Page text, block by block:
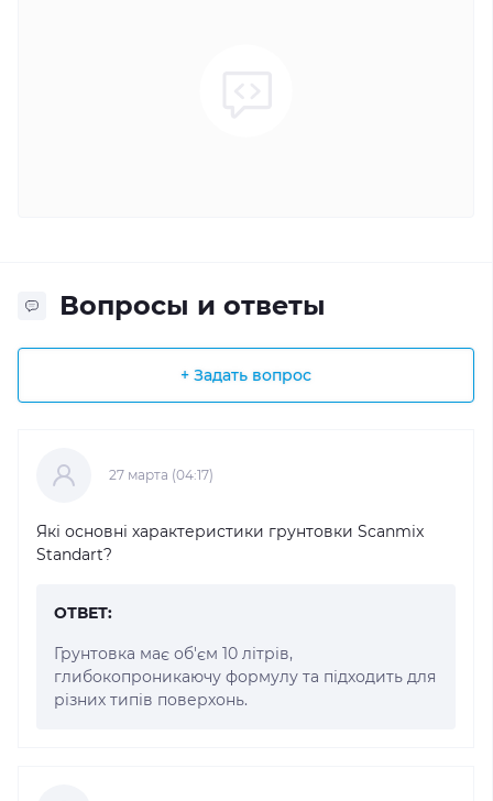
Вопросы и ответы
+ Задать вопрос
27 марта (04:17)
Які основні характеристики грунтовки Scanmix
Standart?
ОТВЕТ:
Грунтовка має об'єм 10 літрів,
глибокопроникаючу формулу та підходить для
різних типів поверхонь.